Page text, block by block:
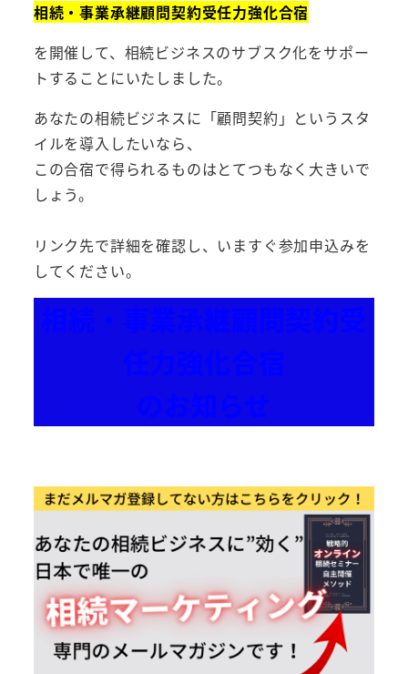
相続・事業承継顧問契約受任力強化合宿
を開催して、相続ビジネスのサブスク化をサポー
トすることにいたしました。
あなたの相続ビジネスに「顧問契約」というスタ
イルを導入したいなら、
この合宿で得られるものはとてつもなく大きいで
しょう。
リンク先で詳細を確認し、いますぐ参加申込みを
してください。
相続・事業承継顧問契約受
任力強化合宿
のお知らせ